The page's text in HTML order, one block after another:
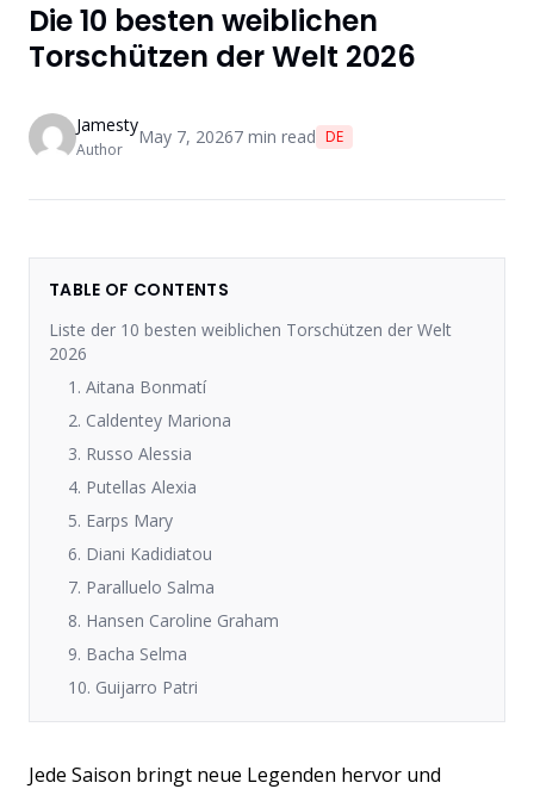
Die 10 besten weiblichen
Torschützen der Welt 2026
Jamesty
Author
May 7, 20267 min read DE
TABLE OF CONTENTS
Liste der 10 besten weiblichen Torschützen der Welt
2026
1. Aitana Bonmatí
2. Caldentey Mariona
3. Russo Alessia
4. Putellas Alexia
5. Earps Mary
6. Diani Kadidiatou
7. Paralluelo Salma
8. Hansen Caroline Graham
9. Bacha Selma
10. Guijarro Patri
Jede Saison bringt neue Legenden hervor und